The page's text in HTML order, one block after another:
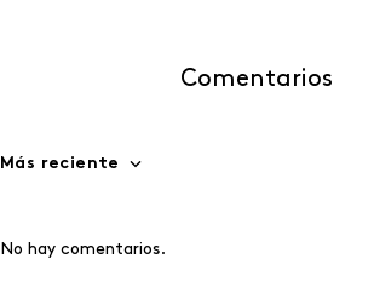
Comentarios
Más reciente
No hay comentarios.